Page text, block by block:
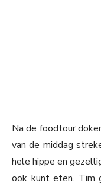
Na de foodtour
van de middag
hele hippe en
ook kunt eten. Tim